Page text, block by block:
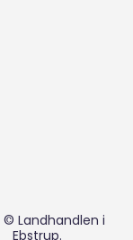
© Landhandlen i
Ebstrup.